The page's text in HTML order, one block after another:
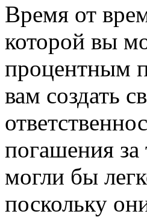
Время от
которой вы
процентным
вам создать
погашения
могли бы
поскольку